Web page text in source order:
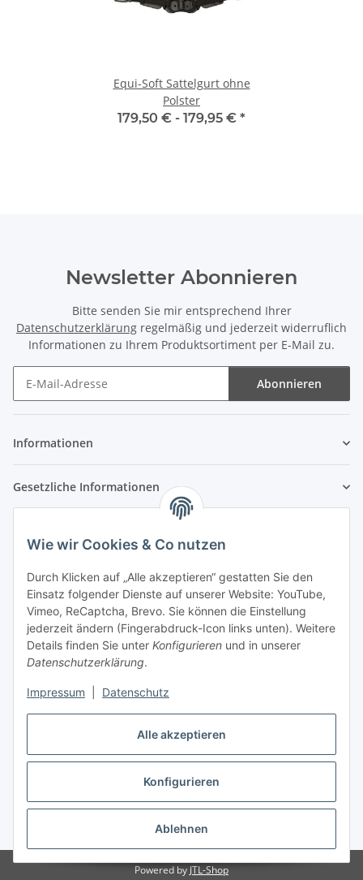
Alle akzeptieren
Konfigurieren
Ablehnen
Wie wir Cookies & Co nutzen
Durch Klicken auf „Alle akzeptieren“ gestatten Sie den
Einsatz folgender Dienste auf unserer Website: YouTube,
Vimeo, ReCaptcha, Brevo. Sie können die Einstellung
jederzeit ändern (Fingerabdruck-Icon links unten). Weitere
Details finden Sie unter Konfigurieren und in unserer
Datenschutzerklärung.
Impressum Datenschutz
Equi-Soft Sattelgurt ohne
Polster
179,50 € - 179,95 € *
Newsletter Abonnieren
Bitte senden Sie mir entsprechend Ihrer
Datenschutzerklärung regelmäßig und jederzeit widerruflich
Informationen zu Ihrem Produktsortiment per E-Mail zu.
Abonnieren
Informationen
Gesetzliche Informationen
Vertrag widerrufen
* Alle Preise inkl. gesetzlicher USt., zzgl.Versand
Powered by JTL-Shop